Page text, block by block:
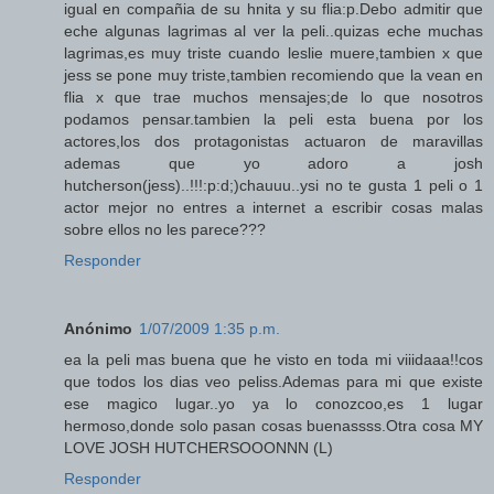
igual en compañia de su hnita y su flia:p.Debo admitir que
eche algunas lagrimas al ver la peli..quizas eche muchas
lagrimas,es muy triste cuando leslie muere,tambien x que
jess se pone muy triste,tambien recomiendo que la vean en
flia x que trae muchos mensajes;de lo que nosotros
podamos pensar.tambien la peli esta buena por los
actores,los dos protagonistas actuaron de maravillas
ademas que yo adoro a josh
hutcherson(jess)..!!!:p:d;)chauuu..ysi no te gusta 1 peli o 1
actor mejor no entres a internet a escribir cosas malas
sobre ellos no les parece???
Responder
Anónimo 1/07/2009 1:35 p.m.
ea la peli mas buena que he visto en toda mi viiidaaa!!cos
que todos los dias veo peliss.Ademas para mi que existe
ese magico lugar..yo ya lo conozcoo,es 1 lugar
hermoso,donde solo pasan cosas buenassss.Otra cosa MY
LOVE JOSH HUTCHERSOOONNN (L)
Responder